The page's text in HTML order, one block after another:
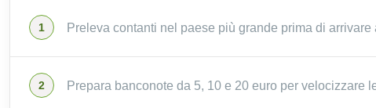
Preleva contanti nel paese più grande prima di
Prepara banconote da 5, 10 e 20 euro per velocizzare